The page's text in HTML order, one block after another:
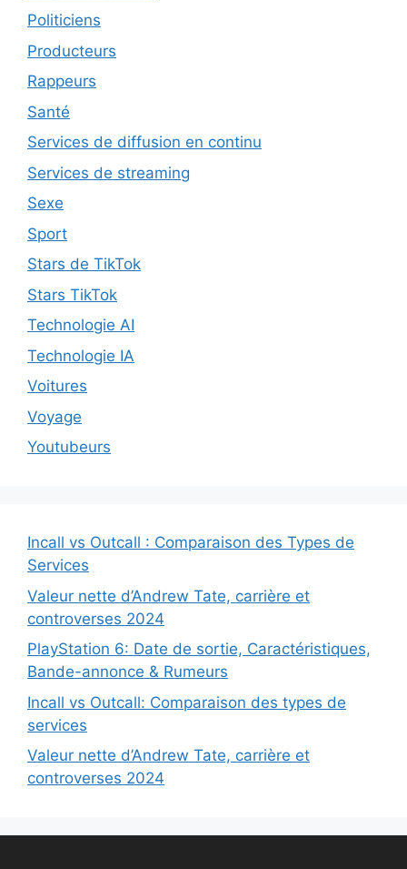
Politiciens
Producteurs
Rappeurs
Santé
Services de diffusion en continu
Services de streaming
Sexe
Sport
Stars de TikTok
Stars TikTok
Technologie AI
Technologie IA
Voitures
Voyage
Youtubeurs
Incall vs Outcall : Comparaison des Types de
Services
Valeur nette d’Andrew Tate, carrière et
controverses 2024
PlayStation 6: Date de sortie, Caractéristiques,
Bande-annonce & Rumeurs
Incall vs Outcall: Comparaison des types de
services
Valeur nette d’Andrew Tate, carrière et
controverses 2024